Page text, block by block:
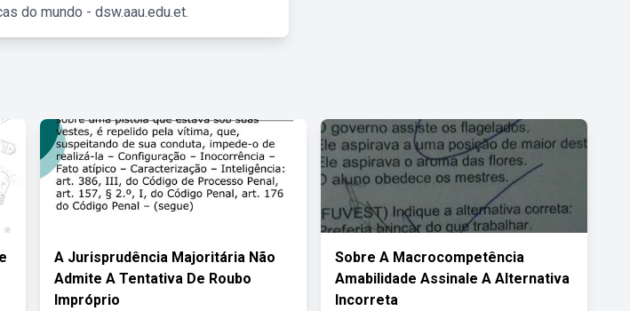
do mundo - dsw.aau.edu.et.
A Jurisprudência Majoritária Não
Admite A Tentativa De Roubo
Impróprio
Sobre A Macrocompetência
Amabilidade Assinale A Alternativa
Incorreta